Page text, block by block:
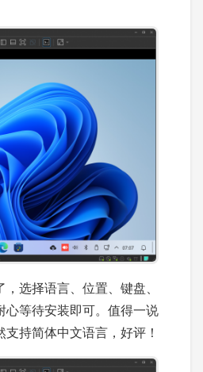
选择语言、位置、键盘、
心等待安装即可。值得一说
持简体中文语言，好评！